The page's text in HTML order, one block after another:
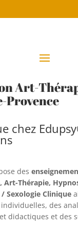
Art-
Provence
chez
des
Art-Thérapie,
Sexologie Clinique
des
didactiques et des